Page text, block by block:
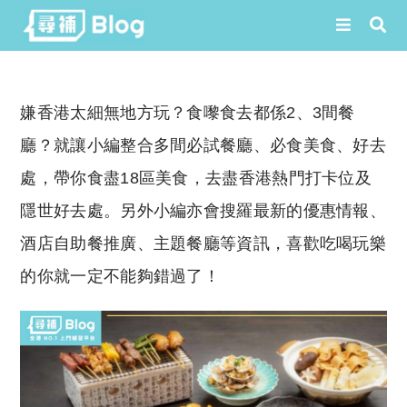
content嫌香港太細無地方玩？食嚟食去都係2、3間餐
廳？就讓小編整合多間必試餐廳、必食美食、好去
處，帶你食盡18區美食，去盡香港熱門打卡位及
隱世好去處。另外小編亦會搜羅最新的優惠情報、
酒店自助餐推廣、主題餐廳等資訊，喜歡吃喝玩樂
的你就一定不能夠錯過了！